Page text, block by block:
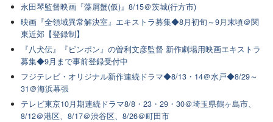
永田琴監督映画『藻屑蟹(仮)』8/15＠茨城(行方市)
映画『全領域異常解決室』エキストラ募集◆8月初旬～9月末頃＠関
東近郊【登録制】
『八犬伝』『ピンポン』の曽利文彦監督 新作劇場用映画エキストラ
募集◆9月まで事前登録受付中
フジテレビ・オリジナル新作連続ドラマ◆8/13・14＠水戸◆8/29～
31＠海浜幕張
テレビ東京10月期連続ドラマ8/8・23・29・30＠埼玉県鶴ヶ島市、
8/12＠港区、8/17＠渋谷区、8/26＠町田市